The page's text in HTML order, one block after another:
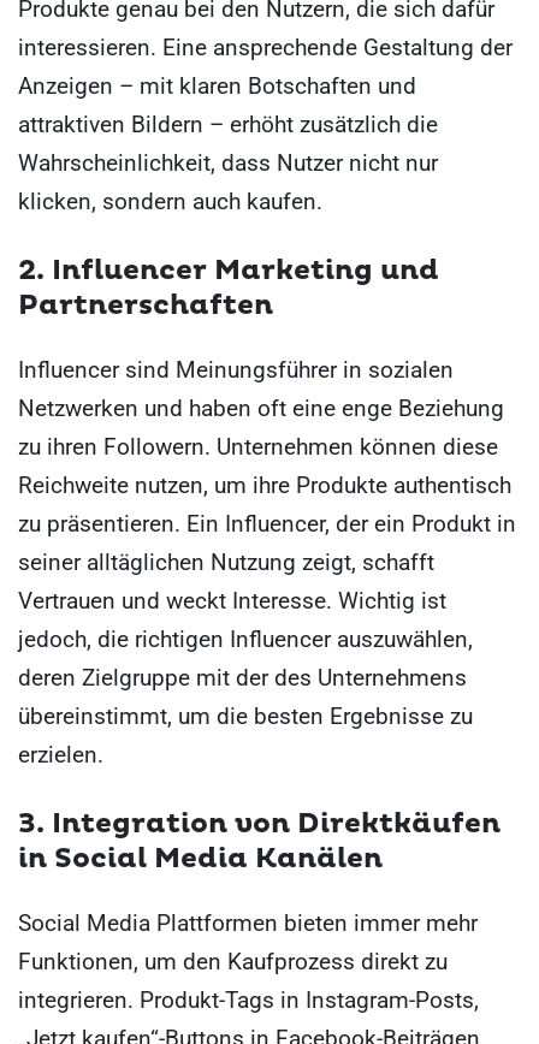
Produkte genau bei den Nutzern, die sich dafür
interessieren. Eine ansprechende Gestaltung der
Anzeigen – mit klaren Botschaften und
attraktiven Bildern – erhöht zusätzlich die
Wahrscheinlichkeit, dass Nutzer nicht nur
klicken, sondern auch kaufen.
2. Influencer Marketing und
Partnerschaften
Influencer sind Meinungsführer in sozialen
Netzwerken und haben oft eine enge Beziehung
zu ihren Followern. Unternehmen können diese
Reichweite nutzen, um ihre Produkte authentisch
zu präsentieren. Ein Influencer, der ein Produkt in
seiner alltäglichen Nutzung zeigt, schafft
Vertrauen und weckt Interesse. Wichtig ist
jedoch, die richtigen Influencer auszuwählen,
deren Zielgruppe mit der des Unternehmens
übereinstimmt, um die besten Ergebnisse zu
erzielen.
3. Integration von Direktkäufen
in Social Media Kanälen
Social Media Plattformen bieten immer mehr
Funktionen, um den Kaufprozess direkt zu
integrieren. Produkt-Tags in Instagram-Posts,
„Jetzt kaufen“-Buttons in Facebook-Beiträgen